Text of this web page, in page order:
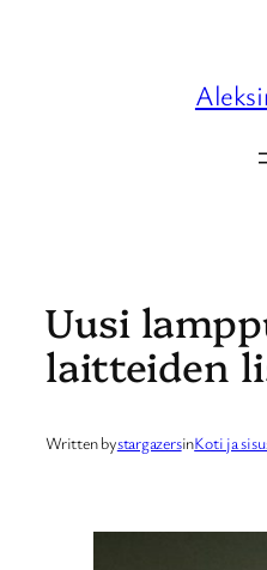
Uusi
laitteiden
Written bystargazersinKoti ja